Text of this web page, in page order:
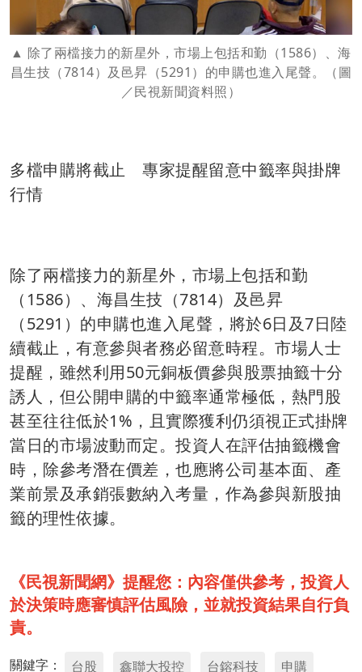
除了兩檔接力的新星外，市場上包括和勤（1586）、海
昌生技（7814）及邑昇（5291）的申購也進入尾聲。（圖
／民視新聞資料照）
多檔申購將截止 專家提醒留意中籤率與掛牌
行情
除了兩檔接力的新星外，市場上包括和勤
（1586）、海昌生技（7814）及邑昇
（5291）的申購也進入尾聲，將於6日及7日陸
續截止，有意參與者務必留意時程。市場人士
提醒，雖然利用50元銅板價參與股票抽籤十分
誘人，但公開申購的中籤率通常極低，熱門股
甚至往往低於1%，且實際獲利仍須視正式掛牌
當日的市場波動而定。投資人在評估抽籤機會
時，除參考潛在價差，也應將公司基本面、產
業前景及承銷張數納入考量，作為參與新股抽
籤的理性依據。
《民視新聞網》提醒您：內容僅供參考，投資人
於決策時應審慎評估風險，並就投資結果自行負
責。
關鍵字： 台股 鑫聯大投控 台鎔科技 申購